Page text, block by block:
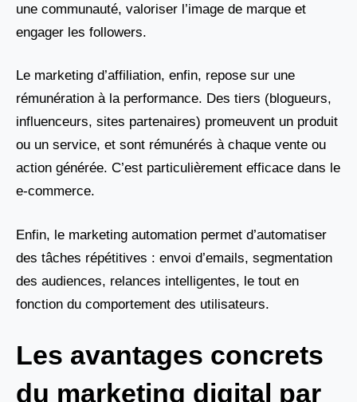
une communauté, valoriser l’image de marque et
engager les followers.
Le marketing d’affiliation, enfin, repose sur une
rémunération à la performance. Des tiers (blogueurs,
influenceurs, sites partenaires) promeuvent un produit
ou un service, et sont rémunérés à chaque vente ou
action générée. C’est particulièrement efficace dans le
e-commerce.
Enfin, le marketing automation permet d’automatiser
des tâches répétitives : envoi d’emails, segmentation
des audiences, relances intelligentes, le tout en
fonction du comportement des utilisateurs.
Les avantages concrets
du marketing digital par